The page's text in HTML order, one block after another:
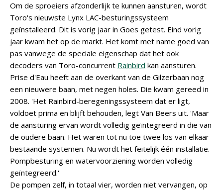
Om de sproeiers afzonderlijk te kunnen aansturen, wordt
Toro's nieuwste Lynx LAC-besturingssysteem
geïnstalleerd. Dit is vorig jaar in Goes getest. Eind vorig
jaar kwam het op de markt. Het komt met name goed van
pas vanwege de speciale eigenschap dat het ook
decoders van Toro-concurrent Rainbird kan aansturen.
Prise d'Eau heeft aan de overkant van de Gilzerbaan nog
een nieuwere baan, met negen holes. Die kwam gereed in
2008. 'Het Rainbird-beregeningssysteem dat er ligt,
voldoet prima en blijft behouden, legt Van Beers uit. 'Maar
de aansturing ervan wordt volledig geïntegreerd in die van
de oudere baan. Het waren tot nu toe twee los van elkaar
bestaande systemen. Nu wordt het feitelijk één installatie.
Pompbesturing en watervoorziening worden volledig
geïntegreerd.'
De pompen zelf, in totaal vier, worden niet vervangen, op